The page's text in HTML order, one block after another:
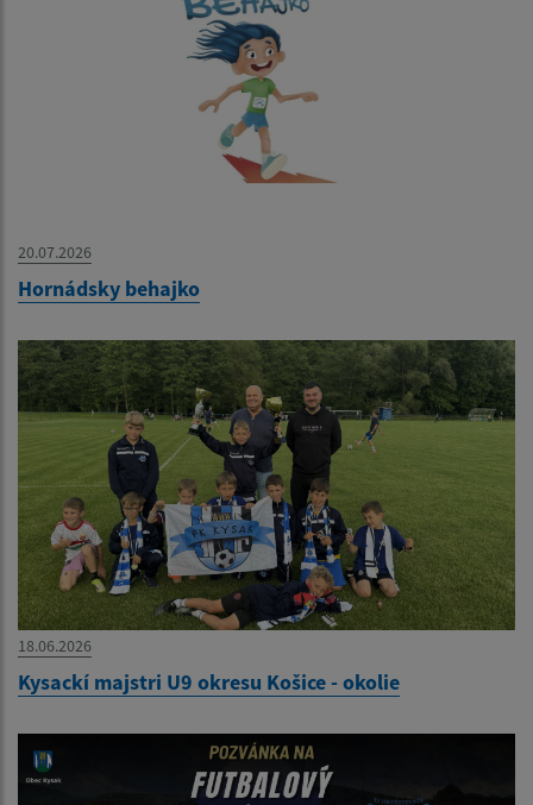
20.07.2026
Hornádsky behajko
18.06.2026
Kysackí majstri U9 okresu Košice - okolie